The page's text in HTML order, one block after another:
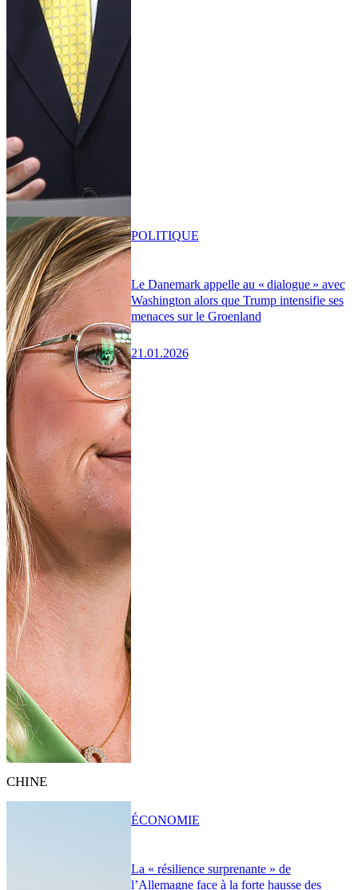
Le Danemark appelle au « dialogue » avec
Washington alors que Trump intensifie ses
menaces sur le Groenland
21.01.2026
POLITIQUE
CHINE
La « résilience surprenante » de
l’Allemagne face à la forte hausse des
ÉCONOMIE